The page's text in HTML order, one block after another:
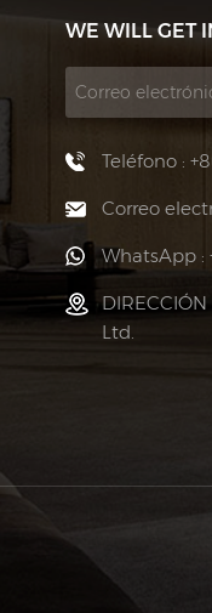
WE WILL GET
Teléfono :
Correo
WhatsApp :
Ltd.